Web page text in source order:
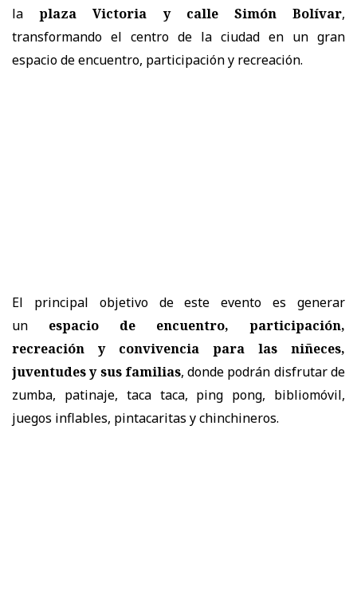
la
plaza Victoria y calle Simón Bolívar,
transformando el centro de la ciudad en un gran
espacio de encuentro, participación y recreación.
El principal objetivo de este evento es generar
un
espacio de encuentro, participación,
recreación y convivencia para las niñeces,
juventudes y sus familias, donde podrán disfrutar de
zumba, patinaje, taca taca, ping pong, bibliomóvil,
juegos inflables, pintacaritas y chinchineros.